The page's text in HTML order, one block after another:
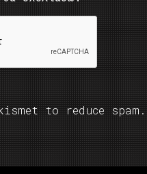
to reduce spam.